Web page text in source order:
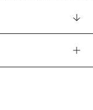
en steekzakken aan de
spel. De binnenzijde van
is 20 cm in
Materiaal van